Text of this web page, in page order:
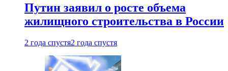
Путин заявил о росте объема
жилищного строительства в России
2 года спустя2 года спустя